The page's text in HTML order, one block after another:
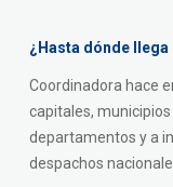
¿Hasta dónde
Coordinadora hace
capitales,
departamentos y a
despachos